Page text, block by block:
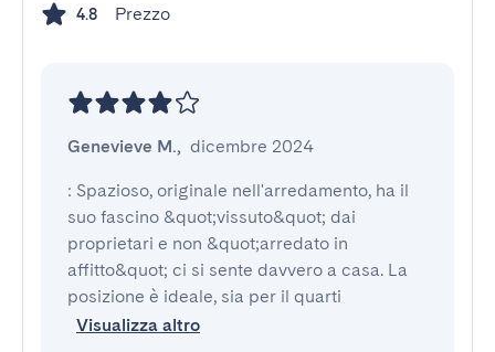
4.8 Prezzo
Genevieve M., dicembre 2024
: Spazioso, originale nell'arredamento, ha il
suo fascino &quot;vissuto&quot; dai
proprietari e non &quot;arredato in
affitto&quot; ci si sente davvero a casa. La
posizione è ideale, sia per il quarti
Visualizza altro